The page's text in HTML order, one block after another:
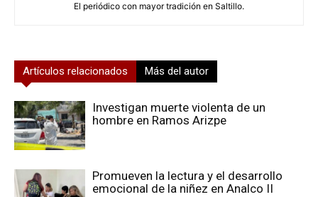
El periódico con mayor tradición en Saltillo.
Artículos relacionados Más del autor
Investigan muerte violenta de un
hombre en Ramos Arizpe
Promueven la lectura y el desarrollo
emocional de la niñez en Analco II